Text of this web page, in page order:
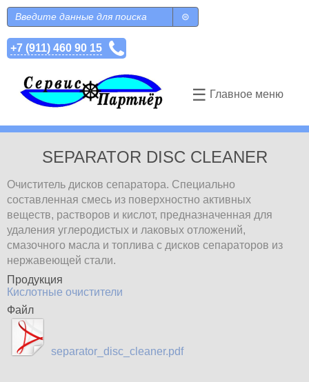
Перейти к основному содержанию
Форма поиска
Поиск
+7 (911) 460 90 15
☰ Главное меню
SEPARATOR DISC CLEANER
Очиститель дисков сепаратора. Специально
составленная смесь из поверхностно активных
веществ, растворов и кислот, предназначенная для
удаления углеродистых и лаковых отложений,
смазочного масла и топлива с дисков сепараторов из
нержавеющей стали.
Продукция
Кислотные очистители
Файл
separator_disc_cleaner.pdf